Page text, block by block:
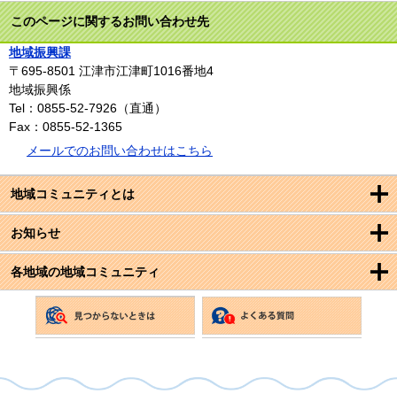
地域コミュニティとは
お知らせ
各地域の地域コミュニティ
このページに関するお問い合わせ先
地域振興課
〒695-8501 江津市江津町1016番地4
地域振興係
Tel：0855-52-7926（直通）
Fax：0855-52-1365
メールでのお問い合わせはこちら